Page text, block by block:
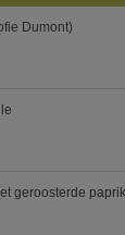
Dumont)
geroosterde